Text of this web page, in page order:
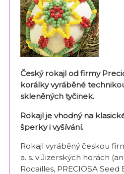
Český rokajl od firmy
korálky vyráběné
skleněných tyčinek.
Rokajl je vhodný na
šperky i vyšívání.
Rokajl vyráběný českou
a. s. v Jizerských horách
Rocailles, PRECIOSA Seed